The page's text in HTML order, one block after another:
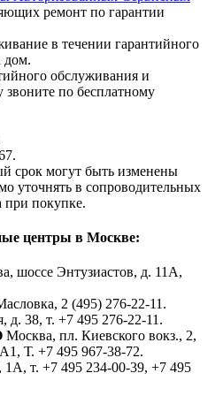
ремонт по гарантии
в течении гарантийного
дом.
обслуживания и
звоните по бесплатному
срок могут быть изменены
уточнять в сопроводительных
при покупке.
центры в Москве:
шоссе Энтузиастов, д. 11А,
2 (495) 276-22-11.
д. 38, т. +7 495 276-22-11.
Москва, пл. Киевского вокз., 2,
Т. +7 495 967-38-72.
1А, т. +7 495 234-00-39, +7 495